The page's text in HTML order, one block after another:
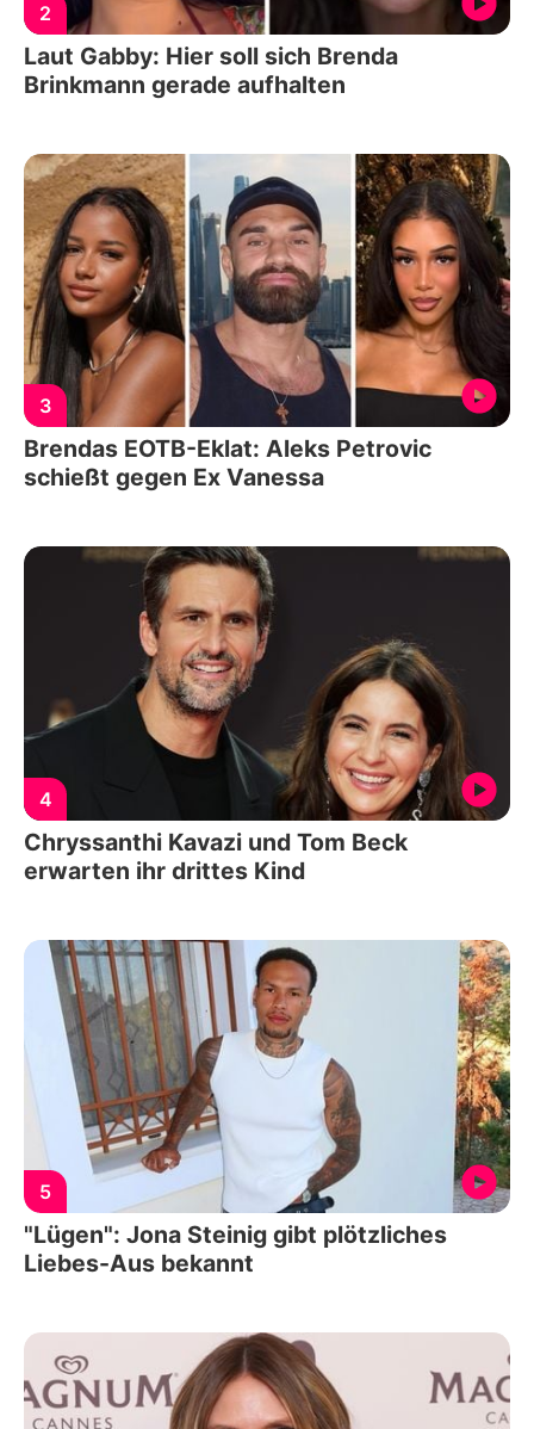
2
Laut Gabby: Hier soll sich Brenda
Brinkmann gerade aufhalten
3
Brendas EOTB-Eklat: Aleks Petrovic
schießt gegen Ex Vanessa
4
Chryssanthi Kavazi und Tom Beck
erwarten ihr drittes Kind
5
"Lügen": Jona Steinig gibt plötzliches
Liebes-Aus bekannt